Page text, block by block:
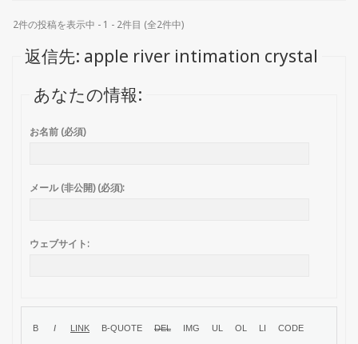
2件の投稿を表示中 - 1 - 2件目 (全2件中)
返信先: apple river intimation crystal
あなたの情報:
お名前 (必須)
メール (非公開) (必須):
ウェブサイト: